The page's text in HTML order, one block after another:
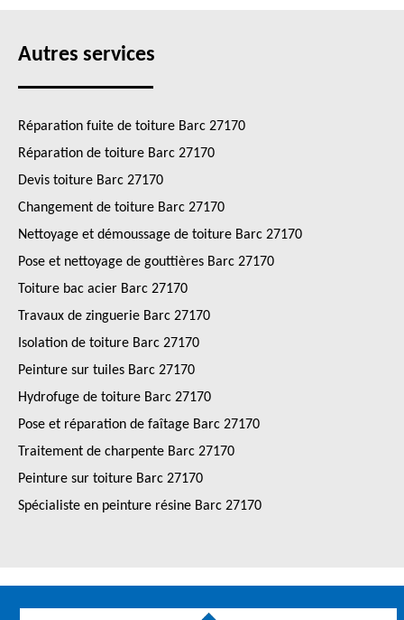
Autres services
Réparation fuite de toiture Barc 27170
Réparation de toiture Barc 27170
Devis toiture Barc 27170
Changement de toiture Barc 27170
Nettoyage et démoussage de toiture Barc 27170
Pose et nettoyage de gouttières Barc 27170
Toiture bac acier Barc 27170
Travaux de zinguerie Barc 27170
Isolation de toiture Barc 27170
Peinture sur tuiles Barc 27170
Hydrofuge de toiture Barc 27170
Pose et réparation de faîtage Barc 27170
Traitement de charpente Barc 27170
Peinture sur toiture Barc 27170
Spécialiste en peinture résine Barc 27170